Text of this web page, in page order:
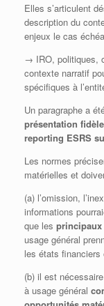
Elles s’articulent
description du
enjeux le cas
→ IRO, politiques,
contexte narratif
spécifiques à
Un paragraphe a
présentation
reporting ESRS
Les normes
matérielles et
(a) l’omission,
informations
que les
usage général
les états
(b) il est
à usage général